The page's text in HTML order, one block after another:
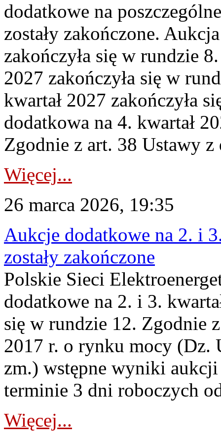
dodatkowe na
zostały zakończone.
zakończyła się w rundzie
2027 zakończyła się w
kwartał 2027 zakończyła
dodatkowa na 4. kwartał
Zgodnie z art. 38 Ustawy
Więcej...
26 marca 2026, 19:35
Aukcje dodatkowe na 2. i
zostały zakończone
Polskie Sieci
dodatkowe na 2. i 3.
się w rundzie 12. Zgodnie
2017 r. o rynku mocy (Dz.
zm.) wstępne wyniki
terminie 3 dni roboczych
Więcej...